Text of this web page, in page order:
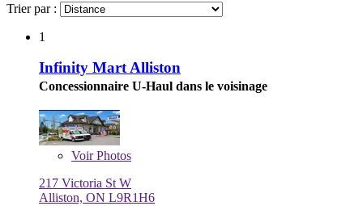
Trier par :
1
Infinity Mart Alliston
Concessionnaire U-Haul dans le voisinage
VoirPhotos
217 Victoria St W
Alliston, ON L9R1H6